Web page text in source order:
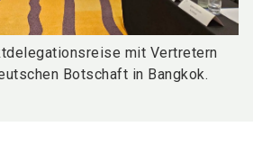
mit Vertretern
Botschaft in Bangkok.